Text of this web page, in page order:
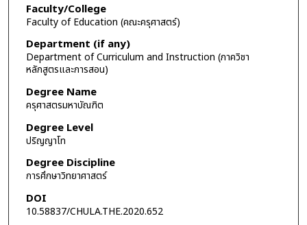
Faculty/College
Faculty of Education (คณะครุศาสตร์)
Department (if any)
Department of Curriculum and Instruction (ภาควิชา
หลักสูตรและการสอน)
Degree Name
ครุศาสตรมหาบัณฑิต
Degree Level
ปริญญาโท
Degree Discipline
การศึกษาวิทยาศาสตร์
DOI
10.58837/CHULA.THE.2020.652